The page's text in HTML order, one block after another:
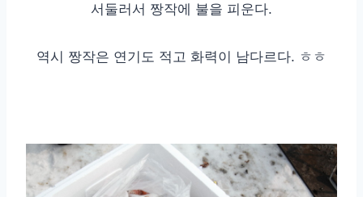
서둘러서 짱작에 불을 피운다.
역시 짱작은 연기도 적고 화력이 남다르다. ㅎㅎ